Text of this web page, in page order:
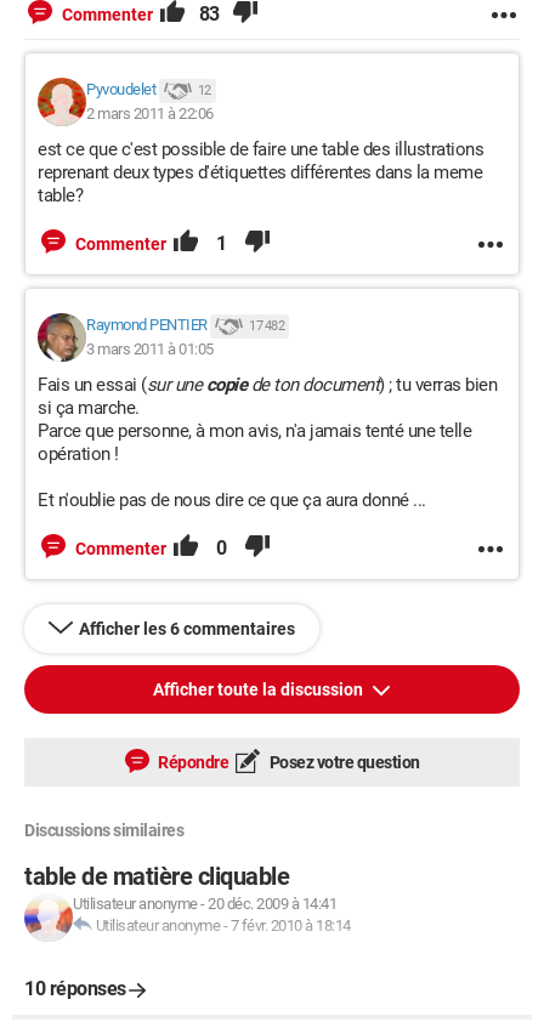
Commenter 83
Pyvoudelet 12
2 mars 2011 à 22:06
est ce que c'est possible de faire une table des illustrations
reprenant deux types d'étiquettes différentes dans la meme
table?
Commenter 1
Raymond PENTIER 17 482
3 mars 2011 à 01:05
Fais un essai (sur unecopiede ton document) ; tu verras bien
si ça marche.
Parce que personne, à mon avis, n'a jamais tenté une telle
opération !
Et n'oublie pas de nous dire ce que ça aura donné ...
Commenter 0
Afficher les 6 commentaires
Afficher toute la discussion
Répondre Posez votre question
Discussions similaires
table de matière cliquable
Utilisateur anonyme-20 déc. 2009 à 14:41
Utilisateur anonyme-7 févr. 2010 à 18:14
10 réponses